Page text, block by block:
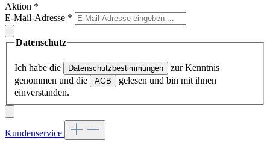
Aktion *
E-Mail-Adresse *
Datenschutz
Ich habe die Datenschutzbestimmungen
zur Kenntnis
genommen und die
AGB
gelesen und bin mit ihnen
einverstanden.
Kundenservice